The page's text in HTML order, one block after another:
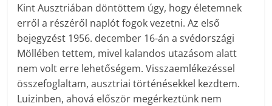
Kint Ausztriában döntöttem úgy, hogy életemnek
erről a részéről naplót fogok vezetni. Az első
bejegyzést 1956. december 16-án a svédországi
Möllében tettem, mivel kalandos utazásom alatt
nem volt erre lehetőségem. Visszaemlékezéssel
összefoglaltam, ausztriai történésekkel kezdtem.
Luizinben, ahová először megérkeztünk nem